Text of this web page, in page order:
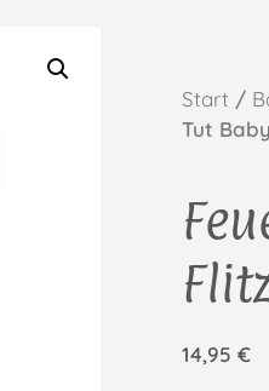
Start /
Tut
14,95 €